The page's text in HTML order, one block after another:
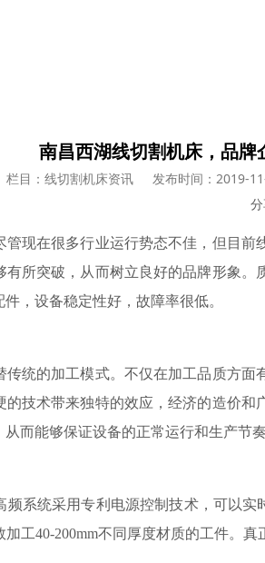
南昌西湖线切割机床，品牌
栏目：线切割机床资讯 发布时间：2019-
分
管现在很多行业运行势态不佳，但目前
所突破，从而树立良好的品牌形象。
，设备稳定性好，故障率很低。
传统的加工模式。不仅在加工品质方
技术带来独特的效应，经济的造价和
而能够保证设备的正常运行和生产节
频系统采用专利电源控制技术，可以
工40-200mm不同厚度材质的工件。